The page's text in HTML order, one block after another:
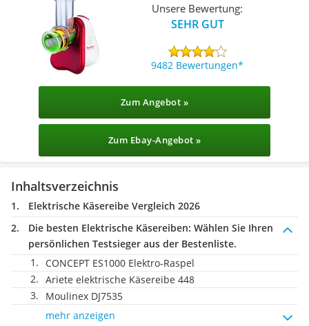
Unsere Bewertung:
SEHR GUT
9482 Bewertungen
Zum Angebot »
Zum Ebay-Angebot »
Inhaltsverzeichnis
Elektrische Käsereibe Vergleich 2026
Die besten Elektrische Käsereiben: Wählen Sie Ihren
persönlichen Testsieger aus der Bestenliste.
CONCEPT ES1000 Elektro-Raspel
Ariete elektrische Käsereibe 448
Moulinex DJ7535
mehr anzeigen